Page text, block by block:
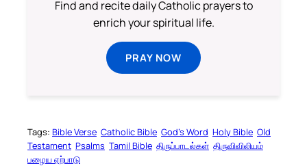
Find and recite daily Catholic prayers to
enrich your spiritual life.
PRAY NOW
Tags: Bible Verse Catholic Bible God’s Word Holy Bible Old
Testament Psalms Tamil Bible திருப்பாடல்கள் திருவிவிலியம்
பழைய ஏற்பாடு